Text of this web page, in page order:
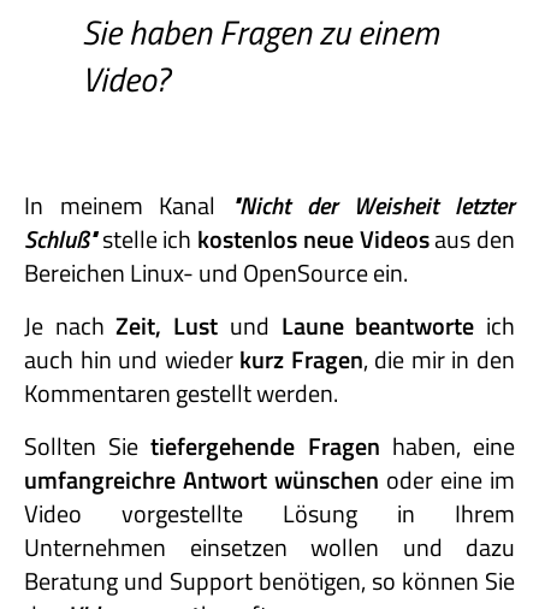
Sie haben Fragen zu einem
Video?
In meinem Kanal "Nicht der Weisheit letzter
Schluß"stelle ich kostenlos neue Videosaus den
Bereichen Linux- und OpenSource ein.
Je nachZeit, Lust und Laune beantworte ich
auch hin und wiederkurz Fragen, die mir in den
Kommentaren gestellt werden.
Sollten Sietiefergehende Fragen haben, eine
umfangreichre Antwort wünschen oder eine im
Video vorgestellte Lösung in Ihrem
Unternehmen einsetzen wollen und dazu
Beratung und Support benötigen, so können Sie